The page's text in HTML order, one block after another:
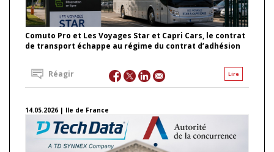
Comuto Pro et Les Voyages Star et Capri Cars, le contrat
de transport échappe au régime du contrat d’adhésion
Lire
Réagir
14.05.2026 | Ile de France